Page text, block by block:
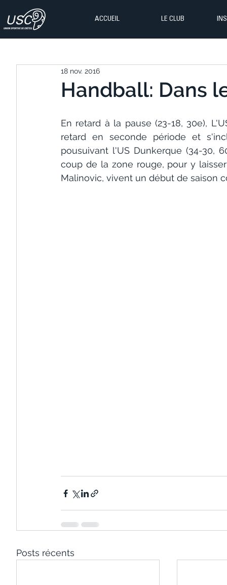
ACCUEIL LE CLUB
Handball: Dans
18 nov. 2016
En retard à la pause (23-18, 30e),
retard en seconde période et
pousuivant l'US Dunkerque (34-30,
coup de la zone rouge, pour y
Malinovic, vivent un début de saison
Posts récents